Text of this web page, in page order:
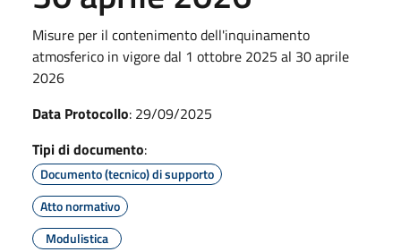
Misure per il contenimento dell'inquinamento
atmosferico in vigore dal 1 ottobre 2025 al 30 aprile
2026
Data Protocollo: 29/09/2025
Tipi di documento:
Documento (tecnico) di supporto
Atto normativo
Modulistica